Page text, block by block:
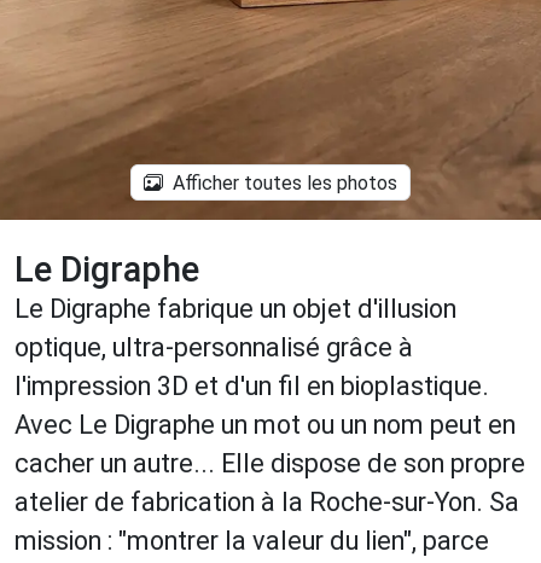
Afficher toutes les photos
Le Digraphe
Le Digraphe fabrique un objet d'illusion
optique, ultra-personnalisé grâce à
l'impression 3D et d'un fil en bioplastique.
Avec Le Digraphe un mot ou un nom peut en
cacher un autre... Elle dispose de son propre
atelier de fabrication à la Roche-sur-Yon. Sa
mission : "montrer la valeur du lien", parce